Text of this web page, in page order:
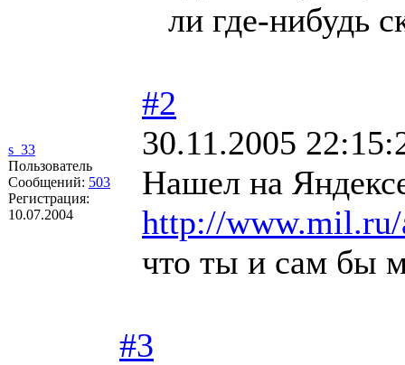
ли где-нибудь
s_33
Пользователь
Сообщений: 503
Регистрация:
10.07.2004
#2
30.11.2005
Нашел на
http://
что ты и сам бы
#3